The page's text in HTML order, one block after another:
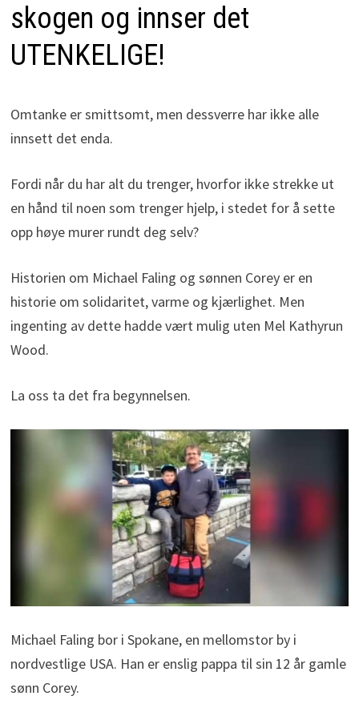
skogen og innser det
UTENKELIGE!
Omtanke er smittsomt, men dessverre har ikke alle
innsett det enda.
Fordi når du har alt du trenger, hvorfor ikke strekke ut
en hånd til noen som trenger hjelp, i stedet for å sette
opp høye murer rundt deg selv?
Historien om Michael Faling og sønnen Corey er en
historie om solidaritet, varme og kjærlighet. Men
ingenting av dette hadde vært mulig uten Mel Kathyrun
Wood.
La oss ta det fra begynnelsen.
Michael Faling bor i Spokane, en mellomstor by i
nordvestlige USA. Han er enslig pappa til sin 12 år gamle
sønn Corey.